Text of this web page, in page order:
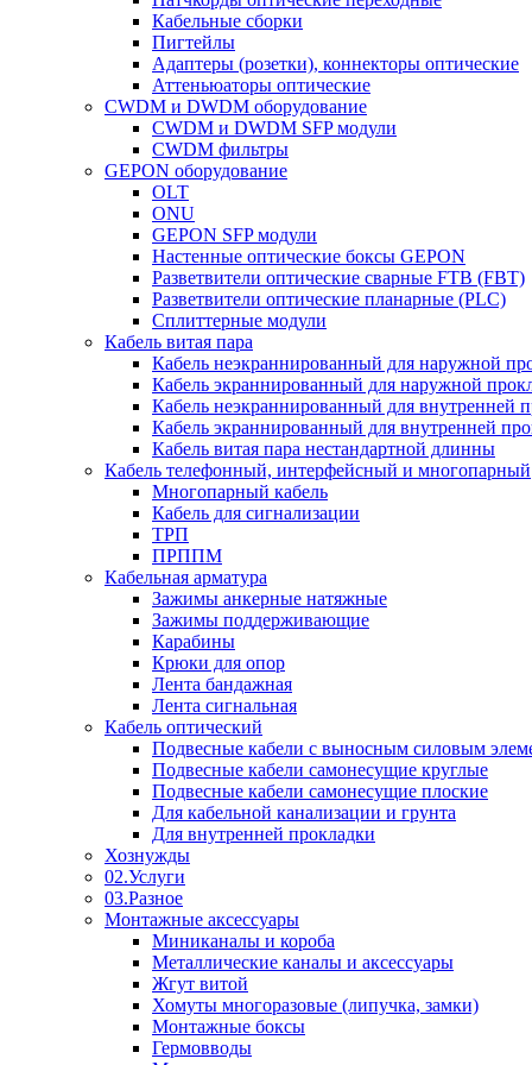
Кабельные сборки
Пигтейлы
Адаптеры (розетки), коннекторы оптические
Аттеньюаторы оптические
CWDM и DWDM оборудование
CWDM и DWDM SFP модули
CWDM фильтры
GEPON оборудование
OLT
ONU
GEPON SFP модули
Настенные оптические боксы GEPON
Разветвители оптические сварные FTB (FBT)
Разветвители оптические планарные (PLC)
Сплиттерные модули
Кабель витая пара
Кабель неэкраннированный для наружной
Кабель экраннированный для наружной
Кабель неэкраннированный для внутренней
Кабель экраннированный для внутренней
Кабель витая пара нестандартной длинны
Кабель телефонный, интерфейсный и многопарный
Многопарный кабель
Кабель для сигнализации
ТРП
ПРППМ
Кабельная арматура
Зажимы анкерные натяжные
Зажимы поддерживающие
Карабины
Крюки для опор
Лента бандажная
Лента сигнальная
Кабель оптический
Подвесные кабели с выносным силовым
Подвесные кабели самонесущие круглые
Подвесные кабели самонесущие плоские
Для кабельной канализации и грунта
Для внутренней прокладки
Хознужды
02.Услуги
03.Разное
Монтажные аксессуары
Миниканалы и короба
Металлические каналы и аксессуары
Жгут витой
Хомуты многоразовые (липучка, замки)
Монтажные боксы
Гермовводы